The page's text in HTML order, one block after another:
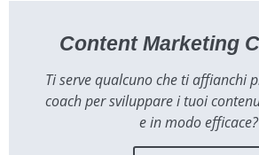
Content Marketing
Ti serve qualcuno che ti affianchi
coach per sviluppare i tuoi
e in modo efficace?